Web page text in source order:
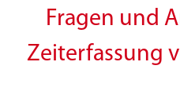
Fragen und
Zeiterfassung